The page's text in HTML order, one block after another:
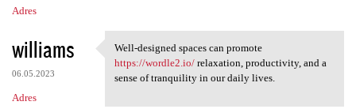
Adres
williams
06.05.2023
Adres
Well-designed spaces can
Well-designed spaces can promote
https://wordle2.io/relaxation, productivity, and a
sense of tranquility in our daily lives.